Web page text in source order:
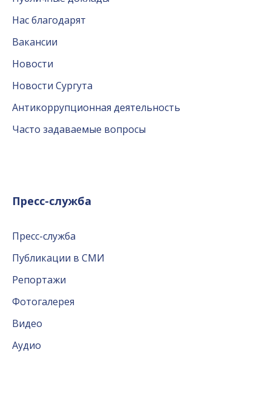
Нас благодарят
Вакансии
Новости
Новости Сургута
Антикоррупционная деятельность
Часто задаваемые вопросы
Пресс-служба
Пресс-служба
Публикации в СМИ
Репортажи
Фотогалерея
Видео
Аудио